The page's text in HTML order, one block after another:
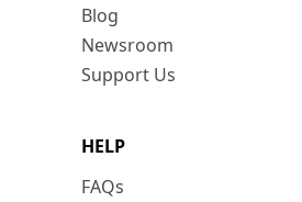
Blog
Newsroom
Support Us
HELP
FAQs